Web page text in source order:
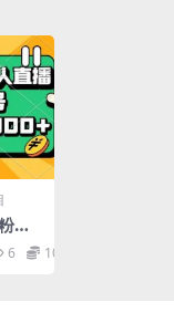
野
不
6 10